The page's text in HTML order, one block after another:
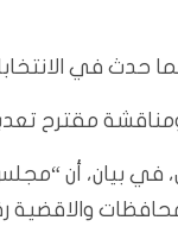
في
مقترح
في بيان، أن
لسنة ۲۰۱۸ الى جلسة يوم السبت